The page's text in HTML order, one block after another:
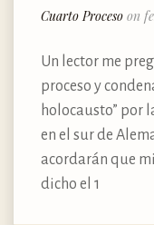
Cuarto Proceso on
Un lector me
proceso y
holocausto” por
en el sur de
acordarán que
dicho el 1